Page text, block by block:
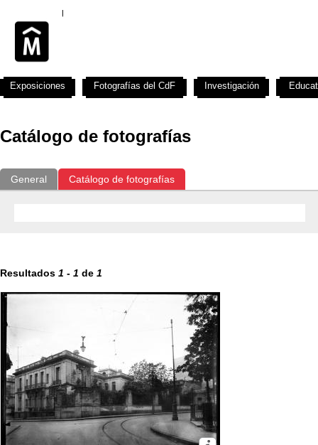
Catálogo de fotografías
General Catálogo de fotografías
Resultados 1 - 1 de 1
Exposiciones Fotografías del CdF Investigación